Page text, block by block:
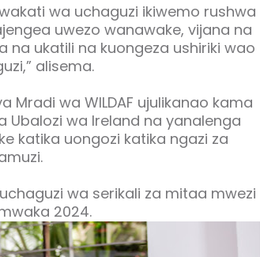
wa uchaguzi ikiwemo rushwa
uwezo wanawake, vijana na
na ukatili na kuongeza ushiriki wao
alisema.
Mradi wa WILDAF ujulikanao kama
Ubalozi wa Ireland na yanalenga
katika uongozi katika ngazi za
wa serikali za mitaa mwezi
2024.